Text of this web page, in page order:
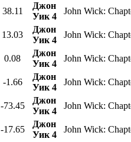
38.11
Джон
Уик 4
John Wick:
13.03
Джон
Уик 4
John Wick:
0.08
Джон
Уик 4
John Wick:
-1.66
Джон
Уик 4
John Wick:
-73.45
Джон
Уик 4
John Wick:
-17.65
Джон
Уик 4
John Wick: